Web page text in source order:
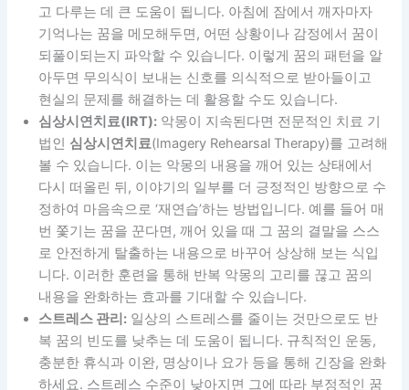
고 다루는 데 큰 도움이 됩니다. 아침에 잠에서 깨자마자
기억나는 꿈을 메모해두면, 어떤 상황이나 감정에서 꿈이
되풀이되는지 파악할 수 있습니다. 이렇게 꿈의 패턴을 알
아두면 무의식이 보내는 신호를 의식적으로 받아들이고
현실의 문제를 해결하는 데 활용할 수도 있습니다.
심상시연치료(IRT): 악몽이 지속된다면 전문적인 치료 기
법인 심상시연치료(Imagery Rehearsal Therapy)를 고려해
볼 수 있습니다. 이는 악몽의 내용을 깨어 있는 상태에서
다시 떠올린 뒤, 이야기의 일부를 더 긍정적인 방향으로 수
정하여 마음속으로 ‘재연습’하는 방법입니다. 예를 들어 매
번 쫓기는 꿈을 꾼다면, 깨어 있을 때 그 꿈의 결말을 스스
로 안전하게 탈출하는 내용으로 바꾸어 상상해 보는 식입
니다. 이러한 훈련을 통해 반복 악몽의 고리를 끊고 꿈의
내용을 완화하는 효과를 기대할 수 있습니다.
스트레스 관리: 일상의 스트레스를 줄이는 것만으로도 반
복 꿈의 빈도를 낮추는 데 도움이 됩니다. 규칙적인 운동,
충분한 휴식과 이완, 명상이나 요가 등을 통해 긴장을 완화
하세요. 스트레스 수준이 낮아지면 그에 따라 부정적인 꿈